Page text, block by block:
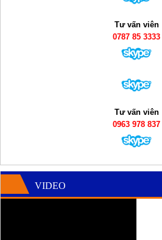
Tư vấn viên
0787 85 3333
Tư vấn viên
0963 978 837
VIDEO